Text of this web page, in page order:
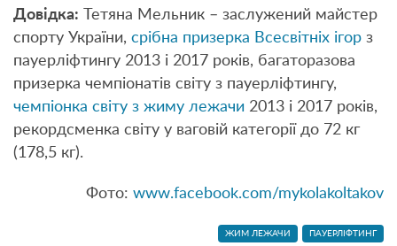
Довідка: Тетяна Мельник – заслужений майстер
спорту України, срібна призерка Всесвітніх ігор з
пауерліфтингу 2013 і 2017 років, багаторазова
призерка чемпіонатів світу з пауерліфтингу,
чемпіонка світу з жиму лежачи 2013 і 2017 років,
рекордсменка світу у ваговій категорії до 72 кг
(178,5 кг).
Фото: www.facebook.com/mykolakoltakov
ЖИМ ЛЕЖАЧИ ПАУЕРЛІФТИНГ